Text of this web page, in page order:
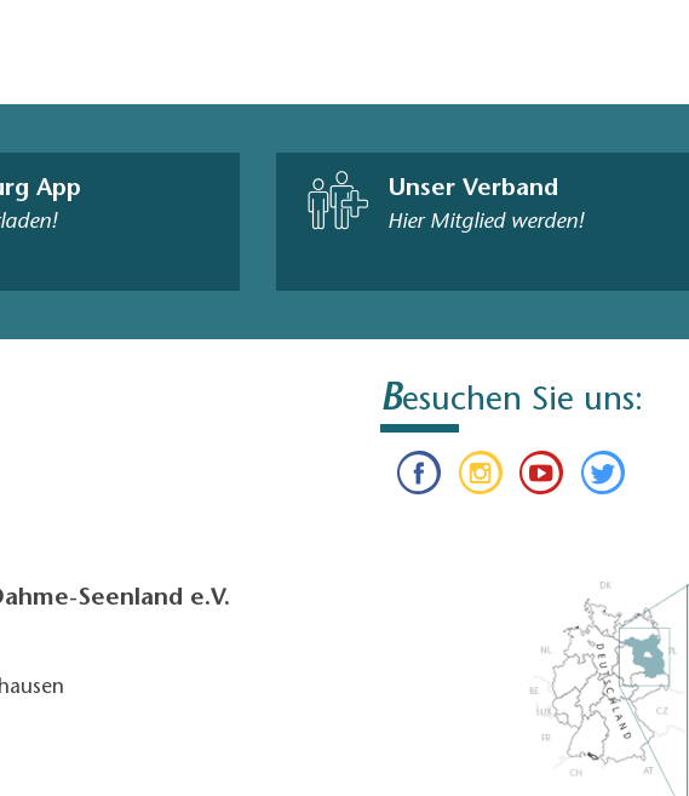
App Unser Verband
Hier Mitglied werden!
Besuchen Sie uns:
Seenland e.V.